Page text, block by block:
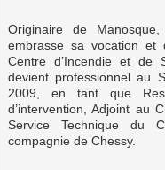
Originaire de
embrasse sa vocation et
Centre d’Incendie et de
devient professionnel au
2009, en tant que
d’intervention, Adjoint au
Service Technique du
compagnie de Chessy.